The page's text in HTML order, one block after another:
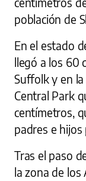
población de
En el estado
llegó a los 60
Suffolk y en la
Central Park
centímetros,
padres e hijos
Tras el paso
la zona de los